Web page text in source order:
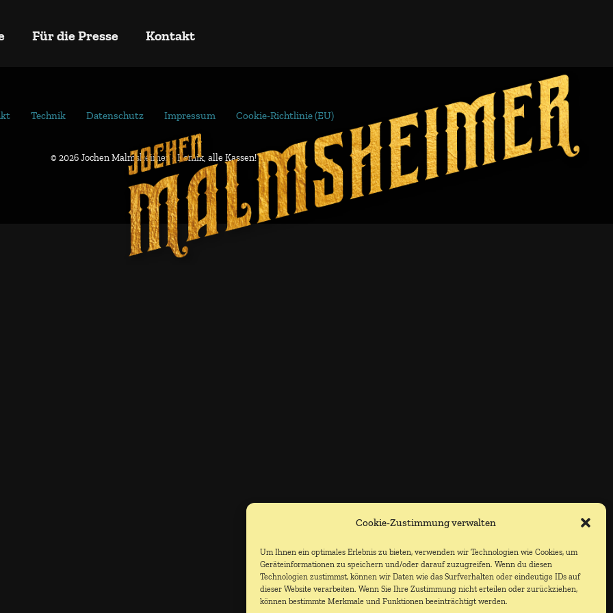
Cookie-Zustimmung verwalten
Um Ihnen ein optimales Erlebnis zu bieten, verwenden wir Technologien wie Cookies, um
Geräteinformationen zu speichern und/oder darauf zuzugreifen. Wenn du diesen
Technologien zustimmst, können wir Daten wie das Surfverhalten oder eindeutige IDs auf
dieser Website verarbeiten. Wenn Sie Ihre Zustimmung nicht erteilen oder zurückziehen,
können bestimmte Merkmale und Funktionen beeinträchtigt werden.
Für die Presse Kontakt
Technik Datenschutz Impressum Cookie-Richtlinie (EU)
© 2026 Jochen Malmsheimer - Komik, alle Kassen!